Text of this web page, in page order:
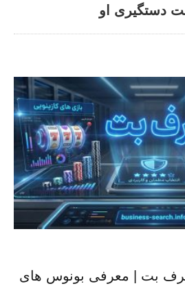
دستگیری او
بت | معرفی بونوس‌ های